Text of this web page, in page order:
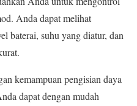
Anda dapat melihat
baterai, suhu yang diatur, dan
kemampuan pengisian daya
dapat dengan mudah